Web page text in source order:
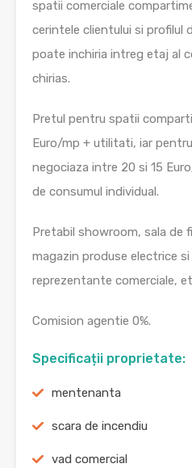
spatii comerciale
cerintele clientului si profilul
poate inchiria intreg etaj al
chirias.
Pretul pentru spatii
Euro/mp + utilitati, iar
negociaza intre 20 si 15
de consumul individual.
Pretabil showroom, sala de
magazin produse electrice
reprezentante comerciale,
Comision agentie 0%.
Specificații proprietate:
mentenanta
scara de incendiu
vad comercial